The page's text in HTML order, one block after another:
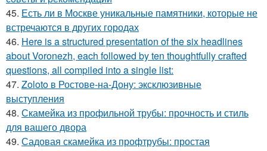
45. Есть ли в Москве уникальные памятники, которые не
встречаются в других городах
46. Here is a structured presentation of the six headlines
about Voronezh, each followed by ten thoughtfully crafted
questions, all compiled into a single list:
47. Zoloto в Ростове-на-Дону: эксклюзивные
выступления
48. Скамейка из профильной трубы: прочность и стиль
для вашего двора
49. Садовая скамейка из профтрубы: простая